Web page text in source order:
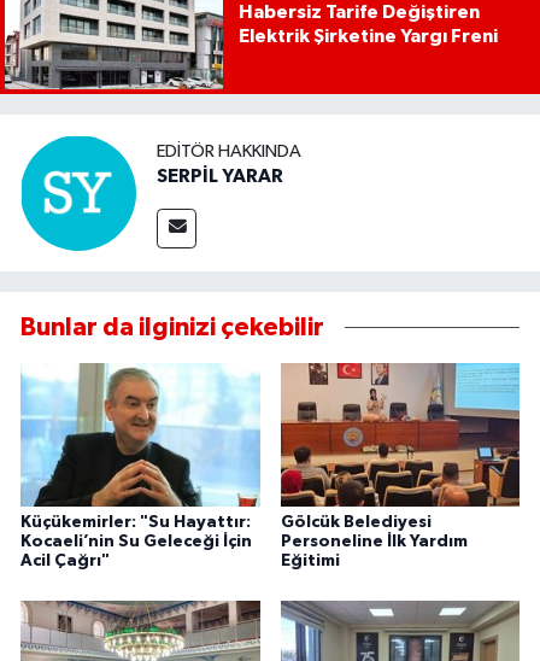
Habersiz Tarife Değiştiren
Elektrik Şirketine Yargı Freni
EDITÖR HAKKINDA
SERPİL YARAR
Bunlar da ilginizi çekebilir
Küçükemirler: "Su Hayattır:
Kocaeli’nin Su Geleceği İçin
Acil Çağrı"
Gölcük Belediyesi
Personeline İlk Yardım
Eğitimi